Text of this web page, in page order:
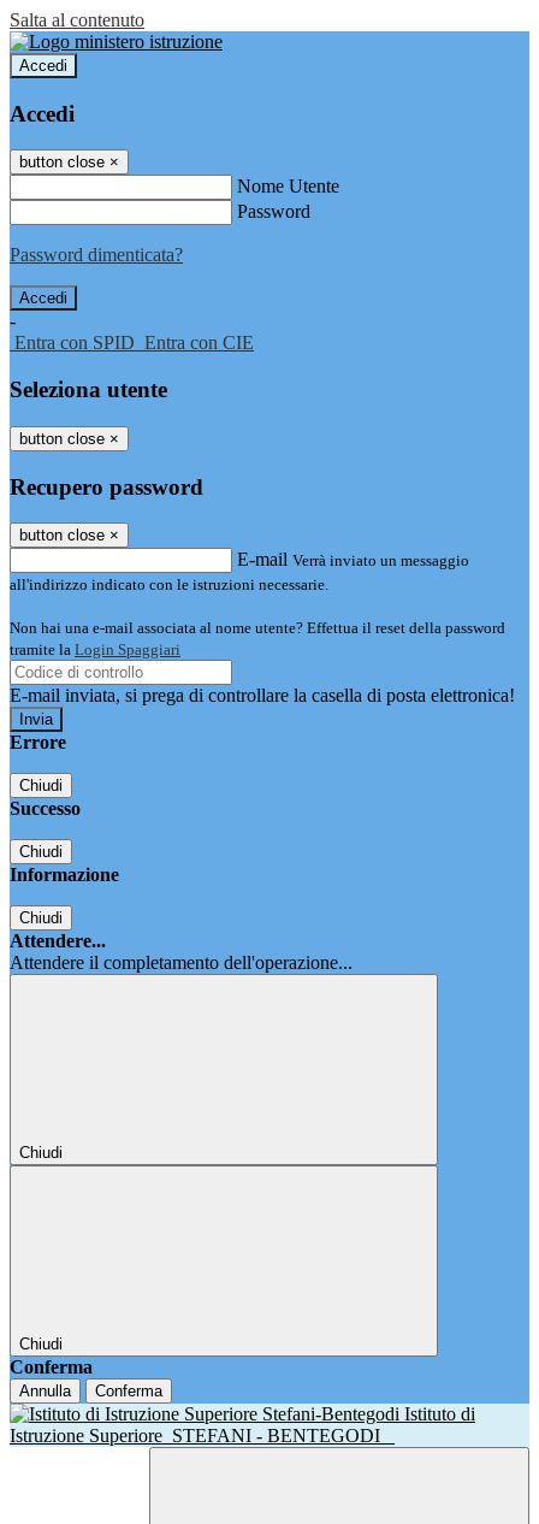
Salta al contenuto
Accedi
Accedi
button close ×
Nome Utente
Password
Password dimenticata?
-
Entra con SPID Entra con CIE
Seleziona utente
button close ×
Recupero password
button close ×
E-mail Verrà inviato un messaggio
all'indirizzo indicato con le istruzioni necessarie.
Non hai una e-mail associata al nome utente? Effettua il reset della password
tramite la Login Spaggiari
E-mail inviata, si prega di controllare la casella di posta elettronica!
Errore
Chiudi
Successo
Chiudi
Informazione
Chiudi
Attendere...
Attendere il completamento dell'operazione...
Chiudi
Chiudi
Conferma
Annulla Conferma
Istituto di
Istruzione Superiore STEFANI - BENTEGODI